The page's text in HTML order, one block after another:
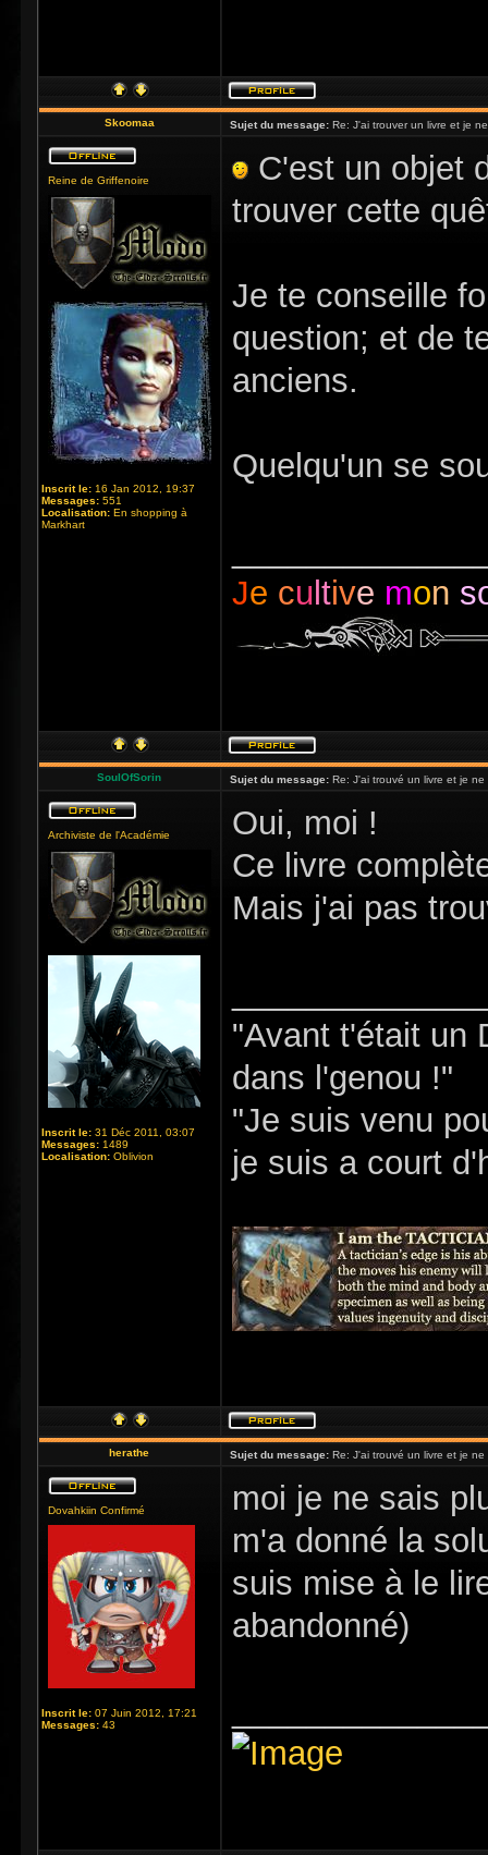
Skoomaa Sujet du message: Re: J'ai trouver un livre et je
Reine de Griffenoire
Inscrit le: 16 Jan 2012, 19:37
Messages: 551
Localisation: En shopping à
Markhart
C'est un objet
trouver cette
Je te conseille
question; et de
anciens.
Quelqu'un se
Je cu ltive mon
SoulOfSorin Sujet du message: Re: J'ai trouvé un livre et je
Archiviste de l'Académie
Inscrit le: 31 Déc 2011, 03:07
Messages: 1489
Localisation: Oblivion
Oui, moi !
Ce livre
Mais j'ai pas
"Avant t'était un
dans l'genou !"
"Je suis venu
je suis a court
herathe Sujet du message: Re: J'ai trouvé un livre et je
Dovahkiin Confirmé
Inscrit le: 07 Juin 2012, 17:21
Messages: 43
moi je ne sais
m'a donné la
suis mise à le
abandonné)